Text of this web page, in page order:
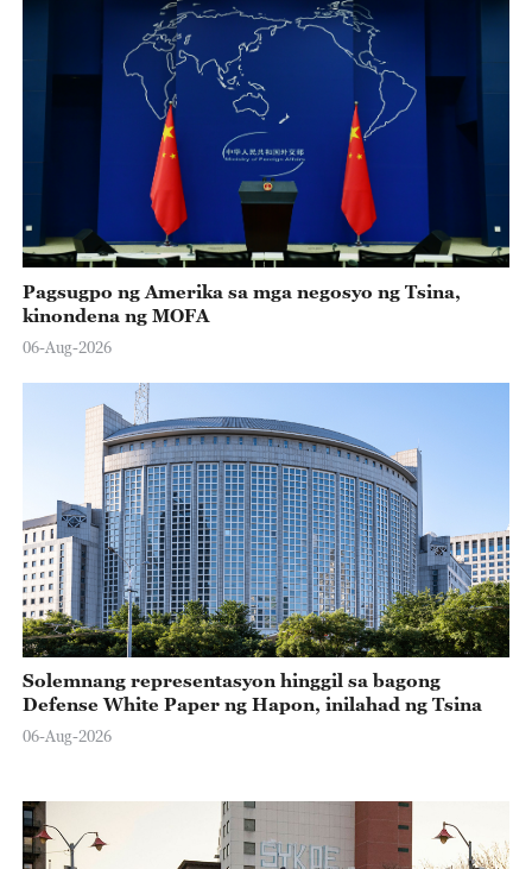
Pagsugpo ng Amerika sa mga negosyo ng Tsina,
kinondena ng MOFA
06-Aug-2026
Solemnang representasyon hinggil sa bagong
Defense White Paper ng Hapon, inilahad ng Tsina
06-Aug-2026